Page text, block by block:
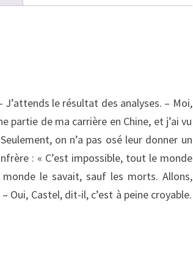
J’attends le résultat des analyses. – Moi,
partie de ma carrière en Chine, et j’ai vu
on n’a pas osé leur donner un
: « C’est impossible, tout le monde
le savait, sauf les morts. Allons,
Oui, Castel, dit-il, c’est à peine croyable.